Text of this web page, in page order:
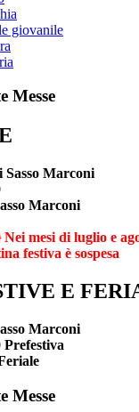
giovanile
Messe
Sasso Marconi
Marconi
Nei mesi di luglio e
festiva è sospesa
E
Marconi
Prefestiva
Messe